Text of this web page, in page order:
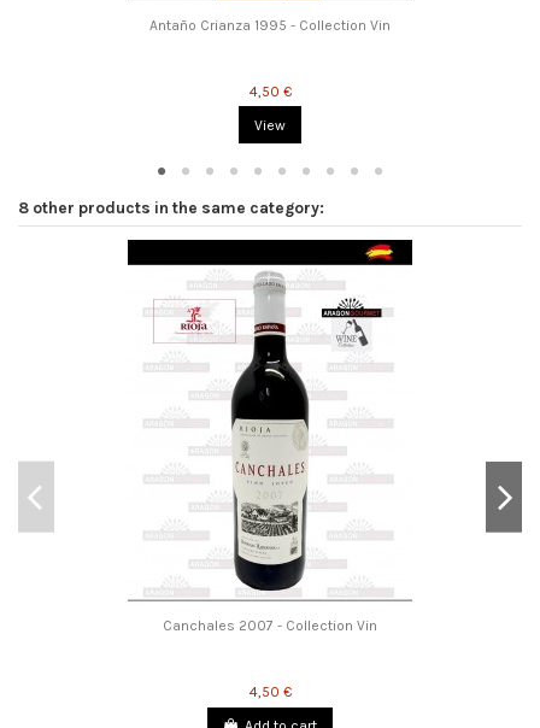
Antaño Crianza 1995 - Collection Vin
4,50 €
View
8 other products in the same category:
Canchales 2007 - Collection Vin
4,50 €